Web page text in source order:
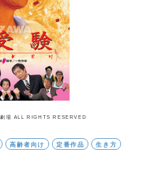
劇場 ALL RIGHTS RESERVED
高齢者向け 定番作品 生き方